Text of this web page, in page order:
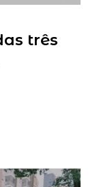
três